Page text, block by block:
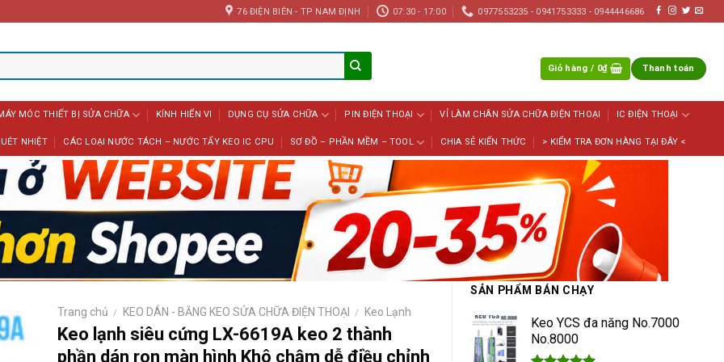
76 ĐIỆN BIÊN - TP NAM ĐỊNH 07:30 - 17:00 0977553235 - 0941753333 - 0944446686
Giỏ hàng / 0₫ Thanh toán
MÓC THIẾT BỊ SỬA CHỮA KÍNH HIỂN VI DỤNG CỤ SỬA CHỮA PIN ĐIỆN THOẠI VỈ LÀM CHÂN SỬA CHỮA ĐIỆN THOẠI IC ĐIỆN THOẠI
NHIỆT CÁC LOẠI NƯỚC TÁCH – NƯỚC TẨY KEO IC CPU SƠ ĐỒ – PHẦN MỀM – TOOL CHIA SẺ KIẾN THỨC > KIỂM TRA ĐƠN HÀNG TẠI ĐÂY <
SẢN PHẨM BÁN CHẠY
Keo YCS đa năng No.7000
No.8000
Trang chủ / KEO DÁN - BĂNG KEO SỬA CHỮA ĐIỆN THOẠI / Keo Lạnh
Keo lạnh siêu cứng LX-6619A keo 2 thành
phần dán ron màn hình Khô chậm dễ điều chỉnh